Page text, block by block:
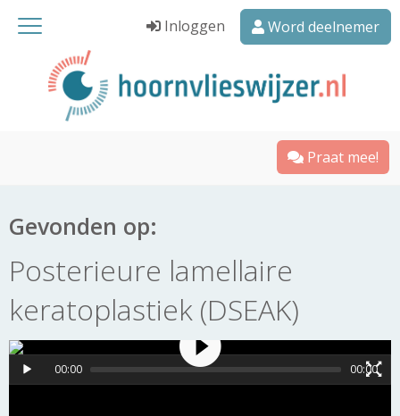
Inloggen Word deelnemer
Praat mee!
Gevonden op:
Posterieure lamellaire
keratoplastiek (DSEAK)
00:00 00:00